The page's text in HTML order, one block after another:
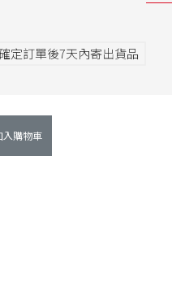
定訂單後7天內寄出貨品
入購物車